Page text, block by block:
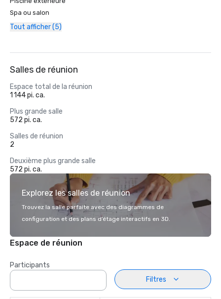
Spa ou salon
Tout afficher (5)
Salles de réunion
Espace total de la réunion
1 144 pi. ca.
Plus grande salle
572 pi. ca.
Salles de réunion
2
Deuxième plus grande salle
572 pi. ca.
Explorez les salles de réunion
Trouvez la salle parfaite avec des diagrammes de
configuration et des plans d’étage interactifs en 3D.
Espace de réunion
Participants
Filtres